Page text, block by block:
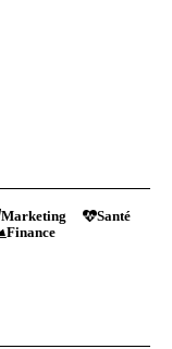
Marketing
Santé
Finance